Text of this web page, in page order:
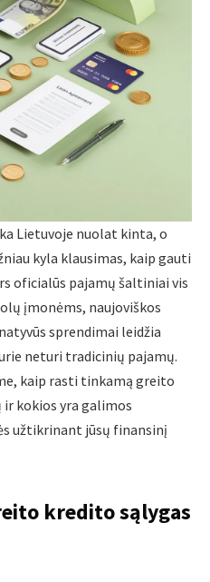
Lietuvoje nuolat kinta, o
kyla klausimas, kaip gauti
oficialūs pajamų šaltiniai vis
įmonėms, naujoviškos
sprendimai leidžia
neturi tradicinių pajamų.
kaip rasti tinkamą greito
kokios yra galimos
užtikrinant jūsų finansinį
kredito sąlygas